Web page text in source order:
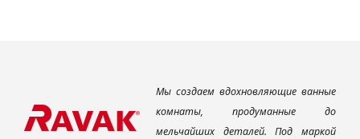
Мы создаем вдохновляющие ванные
комнаты, продуманные до
мельчайших деталей. Под маркой